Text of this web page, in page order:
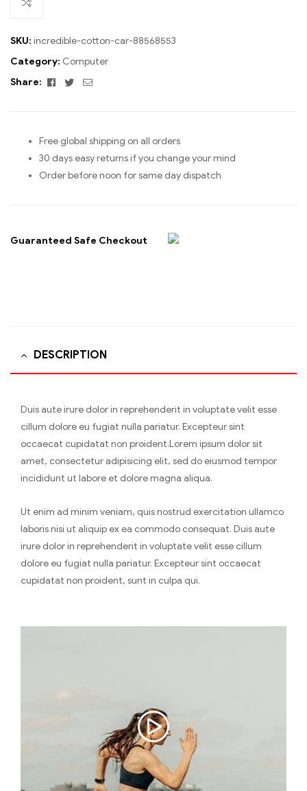
SKU: incredible-cotton-car-88568553
Category: Computer
Share:
Facebook
TwitterEmail
Free global shipping on all orders
30 days easy returns if you change your mind
Order before noon for same day dispatch
Guaranteed Safe Checkout
DESCRIPTION
Duis aute irure dolor in reprehenderit in voluptate velit esse
cillum dolore eu fugiat nulla pariatur. Excepteur sint
occaecat cupidatat non proident.Lorem ipsum dolor sit
amet, consectetur adipisicing elit, sed do eiusmod tempor
incididunt ut labore et dolore magna aliqua.
Ut enim ad minim veniam, quis nostrud exercitation ullamco
laboris nisi ut aliquip ex ea commodo consequat. Duis aute
irure dolor in reprehenderit in voluptate velit esse cillum
dolore eu fugiat nulla pariatur. Excepteur sint occaecat
cupidatat non proident, sunt in culpa qui.